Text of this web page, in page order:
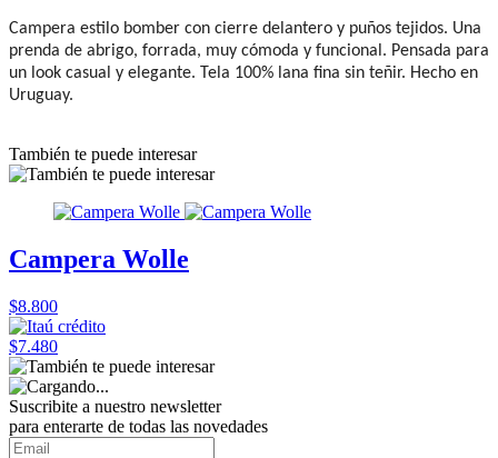
Campera estilo bomber con cierre delantero y puños tejidos. Una
prenda de abrigo, forrada, muy cómoda y funcional. Pensada para
un look casual y elegante. Tela 100% lana fina sin teñir. Hecho en
Uruguay.
También te puede interesar
Campera Wolle
$8.800
$7.480
Suscribite a nuestro newsletter
para enterarte de todas las novedades